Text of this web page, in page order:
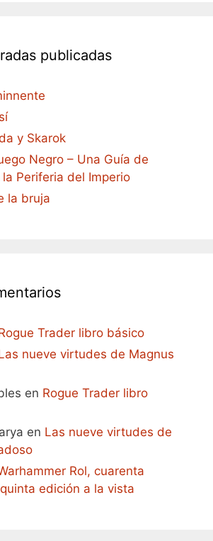
publicadas
y Skarok
Negro – Una Guía de
Periferia del Imperio
la bruja
Trader libro básico
nueve virtudes de Magnus
en Rogue Trader libro
en Las nueve virtudes de
Rol, cuarenta
edición a la vista